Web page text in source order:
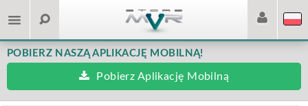
POBIERZ NASZĄ APLIKACJĘ MOBILNĄ!
Pobierz Aplikację Mobilną